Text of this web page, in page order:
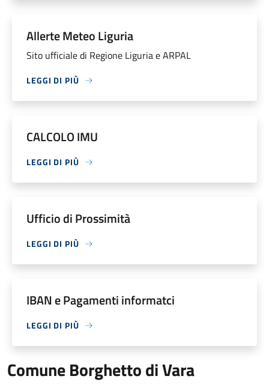
Allerte Meteo Liguria
Sito ufficiale di Regione Liguria e ARPAL
LEGGI DI PIÙ
CALCOLO IMU
LEGGI DI PIÙ
Ufficio di Prossimità
LEGGI DI PIÙ
IBAN e Pagamenti informatci
LEGGI DI PIÙ
Comune Borghetto di Vara